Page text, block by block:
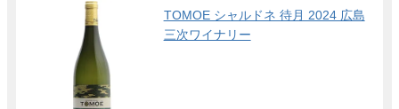
TOMOE シャルドネ 待月 2024 広島
三次ワイナリー